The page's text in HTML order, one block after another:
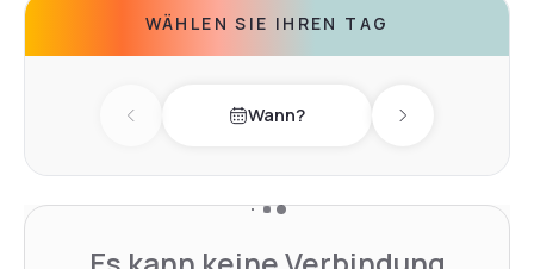
WÄHLEN SIE IHREN TAG
Previous day Wann? Next day